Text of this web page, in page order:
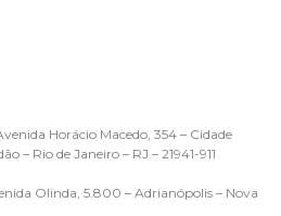
Horácio Macedo, 354 – Cidade
– Rio de Janeiro – RJ – 21941-911
Olinda, 5.800 – Adrianópolis – Nova